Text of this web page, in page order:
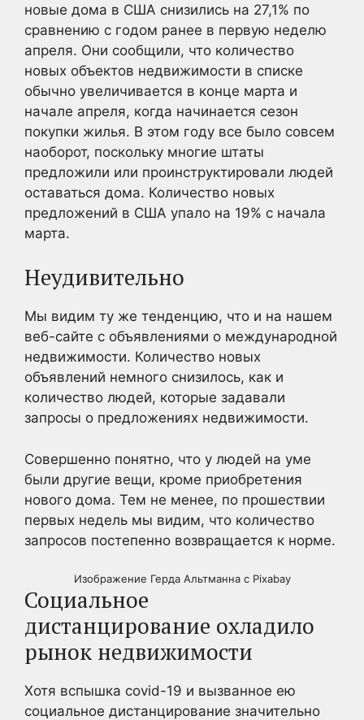
новые дома в США снизились на 27,1% по
сравнению с годом ранее в первую неделю
апреля. Они сообщили, что количество
новых объектов недвижимости в списке
обычно увеличивается в конце марта и
начале апреля, когда начинается сезон
покупки жилья. В этом году все было совсем
наоборот, поскольку многие штаты
предложили или проинструктировали людей
оставаться дома. Количество новых
предложений в США упало на 19% с начала
марта.
Неудивительно
Мы видим ту же тенденцию, что и на нашем
веб-сайте с объявлениями о международной
недвижимости. Количество новых
объявлений немного снизилось, как и
количество людей, которые задавали
запросы о предложениях недвижимости.
Совершенно понятно, что у людей на уме
были другие вещи, кроме приобретения
нового дома. Тем не менее, по прошествии
первых недель мы видим, что количество
запросов постепенно возвращается к норме.
Изображение Герда Альтманна с Pixabay
Социальное
дистанцирование охладило
рынок недвижимости
Хотя вспышка covid-19 и вызванное ею
социальное дистанцирование значительно